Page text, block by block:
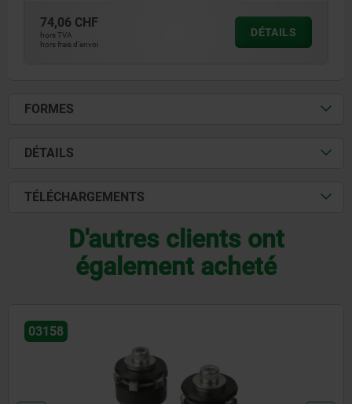
74,06 CHF
hors TVA
hors frais d’envoi
DÉTAILS
FORMES
DÉTAILS
TÉLÉCHARGEMENTS
D'autres clients ont
également acheté
03158